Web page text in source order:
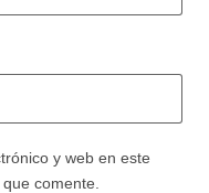
y web en este
comente.